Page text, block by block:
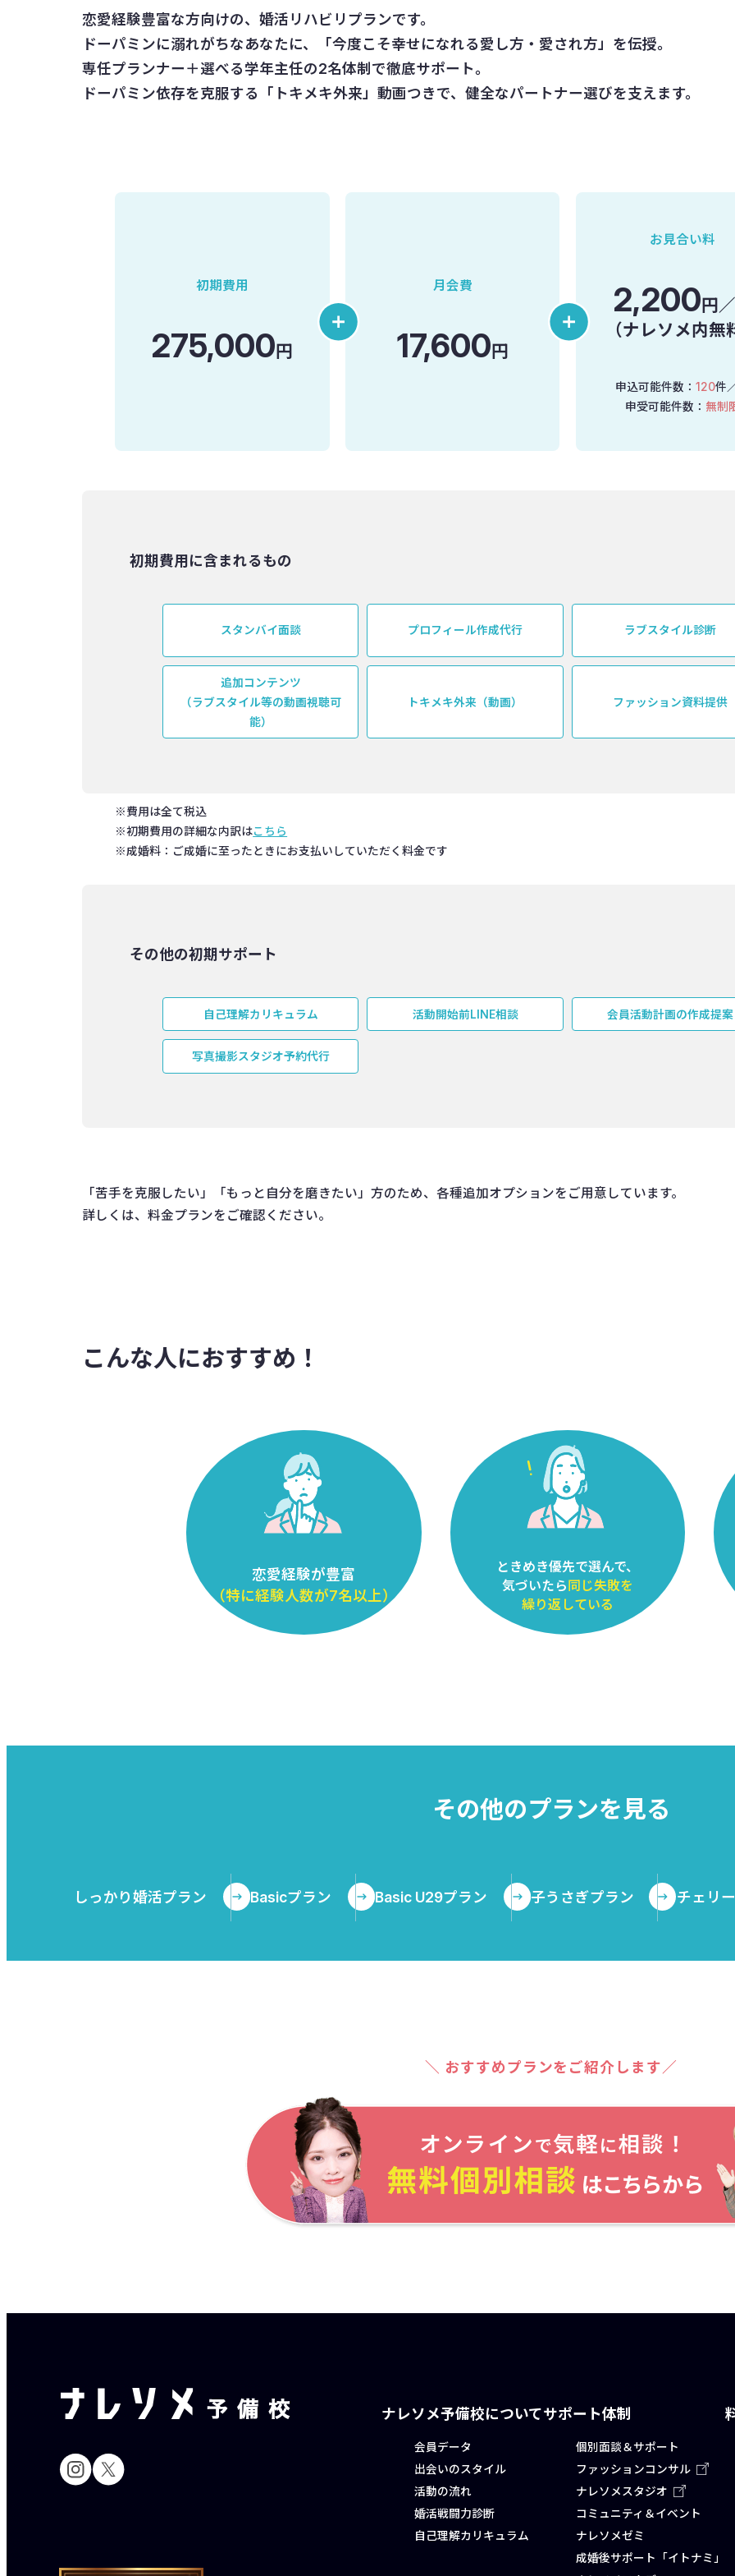
恋愛経験豊富な方向けの、婚活リハビリプランです。
ドーパミンに溺れがちなあなたに、「今度こそ幸せになれる愛し方・愛され方」を伝授。
専任プランナー＋選べる学年主任の2名体制で徹底サポート。
ドーパミン依存を克服する「トキメキ外来」動画つきで、健全なパートナー選びを支えます。
初期費用
275,000円
月会費
17,600円
お見合い料
2,200 円
（ナレソメ内無
申込可能件数：120件
申受可能件数： 無制
初期費用に含まれるもの
スタンバイ面談 プロフィール作成代行 ラブスタイル診断
追加コンテンツ
（ラブスタイル等の動画視聴可
能）
トキメキ外来（動画） ファッション資料提供
※費用は全て税込
※初期費用の詳細な内訳はこちら
※成婚料：ご成婚に至ったときにお支払いしていただく料金です
その他の初期サポート
自己理解カリキュラム 活動開始前LINE相談 会員活動計画の作成提案
写真撮影スタジオ予約代行
「苦手を克服したい」「もっと自分を磨きたい」方のため、各種追加オプションをご用意しています。
詳しくは、料金プランをご確認ください。
こんな人におすすめ！
恋愛経験が豊富
（特に経験人数が7名以上）
ときめき優先で選んで、
気づいたら同じ失敗を
繰り返している
その他のプランを見る
しっかり婚活プラン Basicプラン Basic U29プラン 子うさぎプラン チェリ
＼ おすすめプランをご紹介します／
ナレソメ予備校について
会員データ
出会いのスタイル
活動の流れ
婚活戦闘力診断
自己理解カリキュラム
サポート体制
個別面談＆サポート
ファッションコンサル
ナレソメスタジオ
コミュニティ＆イベント
ナレソメゼミ
成婚後サポート「イトナミ」